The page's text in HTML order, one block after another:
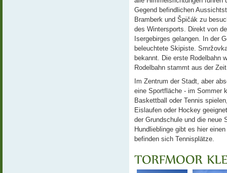
Gegend befindlichen
Bramberk und Špičák zu
des Wintersports. Direkt von
Isergebirges gelangen. In der
beleuchtete Skipiste.
bekannt. Die erste Rodelbahn
Rodelbahn stammt aus der
Im Zentrum der Stadt, aber
eine Sportfläche - im Sommer
Baskettball oder Tennis
Eislaufen oder Hockey
der Grundschule und die neue
Hundlieblinge gibt es hier
befinden sich Tennisplätze.